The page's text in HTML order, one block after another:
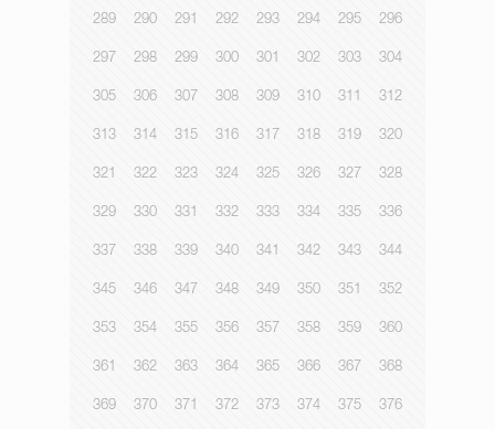
289 290 291 292 293 294 295 296
297 298 299 300 301 302 303 304
305 306 307 308 309 310 311 312
313 314 315 316 317 318 319 320
321 322 323 324 325 326 327 328
329 330 331 332 333 334 335 336
337 338 339 340 341 342 343 344
345 346 347 348 349 350 351 352
353 354 355 356 357 358 359 360
361 362 363 364 365 366 367 368
369 370 371 372 373 374 375 376